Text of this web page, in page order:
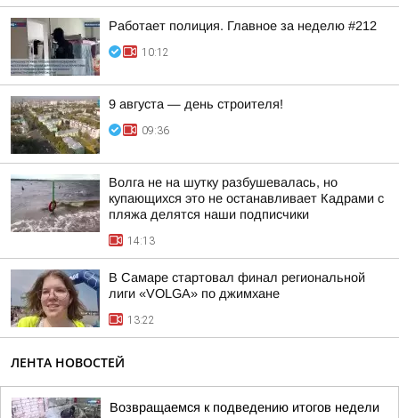
Работает полиция. Главное за неделю #212
10:12
9 августа — день строителя!
09:36
Волга не на шутку разбушевалась, но
купающихся это не останавливает Кадрами с
пляжа делятся наши подписчики
14:13
В Самаре стартовал финал региональной
лиги «VOLGA» по джимхане
13:22
ЛЕНТА НОВОСТЕЙ
Возвращаемся к подведению итогов недели